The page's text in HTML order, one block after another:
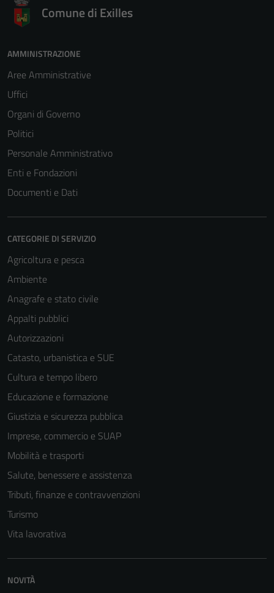
Comune di Exilles
AMMINISTRAZIONE
Aree Amministrative
Uffici
Organi di Governo
Politici
Personale Amministrativo
Enti e Fondazioni
Documenti e Dati
CATEGORIE DI SERVIZIO
Agricoltura e pesca
Ambiente
Anagrafe e stato civile
Appalti pubblici
Autorizzazioni
Catasto, urbanistica e SUE
Cultura e tempo libero
Educazione e formazione
Giustizia e sicurezza pubblica
Imprese, commercio e SUAP
Mobilità e trasporti
Salute, benessere e assistenza
Tributi, finanze e contravvenzioni
Turismo
Vita lavorativa
NOVITÀ